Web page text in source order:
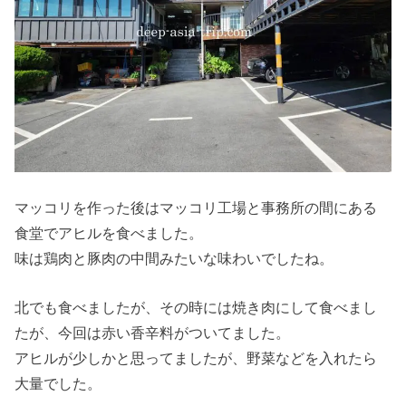
マッコリを作った後はマッコリ工場と事務所の間にある
食堂でアヒルを食べました。
味は鶏肉と豚肉の中間みたいな味わいでしたね。
北でも食べましたが、その時には焼き肉にして食べまし
たが、今回は赤い香辛料がついてました。
アヒルが少しかと思ってましたが、野菜などを入れたら
大量でした。